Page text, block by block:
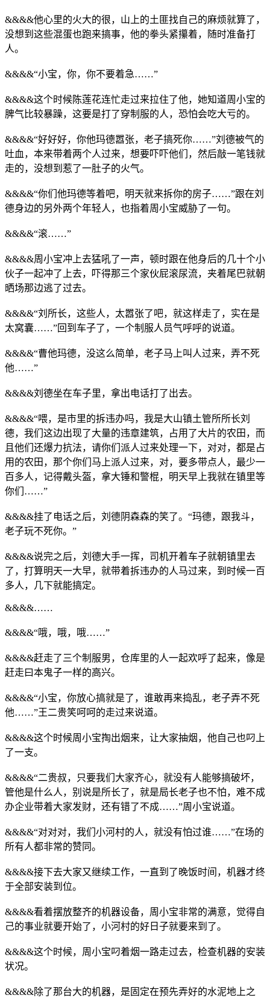
&&&&他心里的火大的很，山上的土匪找自己的麻烦就算了，
没想到这些混蛋也跑来搞事，他的拳头紧攥着，随时准备打
人。
&&&&“小宝，你，你不要着急……”
&&&&这个时候陈莲花连忙走过来拉住了他，她知道周小宝的
脾气比较暴躁，这要是打了穿制服的人，恐怕会吃大亏的。
&&&&“好好好，你他玛德嚣张，老子搞死你……”刘德被气的
吐血，本来带着两个人过来，想要吓吓他们，然后敲一笔钱就
走的，没想到惹了一肚子的火气。
&&&&“你们他玛德等着吧，明天就来拆你的房子……”跟在刘
德身边的另外两个年轻人，也指着周小宝威胁了一句。
&&&&“滚……”
&&&&周小宝冲上去猛吼了一声，顿时跟在他身后的几十个小
伙子一起冲了上去，吓得那三个家伙屁滚尿流，夹着尾巴就朝
晒场那边逃了过去。
&&&&“刘所长，这些人，太嚣张了吧，就这样走了，实在是
太窝囊……”回到车子了，一个制服人员气呼呼的说道。
&&&&“曹他玛德，没这么简单，老子马上叫人过来，弄不死
他……”
&&&&刘德坐在车子里，拿出电话打了出去。
&&&&“喂，是市里的拆违办吗，我是大山镇土管所所长刘
德，我们这边出现了大量的违章建筑，占用了大片的农田，而
且他们还爆力抗法，请你们派人过来处理一下，对对，都是占
用的农田，那个你们马上派人过来，对，要多带点人，最少一
百多人，记得戴头盔，拿大锤和警棍，明天早上我就在镇里等
你们……”
&&&&挂了电话之后，刘德阴森森的笑了。“玛德，跟我斗，
老子玩不死你。”
&&&&说完之后，刘德大手一挥，司机开着车子就朝镇里去
了，打算明天一大早，就带着拆违办的人马过来，到时候一百
多人，几下就能搞定。
&&&&……
&&&&“哦，哦，哦……”
&&&&赶走了三个制服男，仓库里的人一起欢呼了起来，像是
赶走曰本鬼子一样的高兴。
&&&&“小宝，你放心搞就是了，谁敢再来捣乱，老子弄不死
他……”王二贵笑呵呵的走过来说道。
&&&&这个时候周小宝掏出烟来，让大家抽烟，他自己也叼上
了一支。
&&&&“二贵叔，只要我们大家齐心，就没有人能够搞破坏，
管他是什么人，别说是所长了，就是局长老子也不怕，难不成
办企业带着大家发财，还有错了不成……”周小宝说道。
&&&&“对对对，我们小河村的人，就没有怕过谁……”在场的
所有人都非常的赞同。
&&&&接下去大家又继续工作，一直到了晚饭时间，机器才终
于全部安装到位。
&&&&看着摆放整齐的机器设备，周小宝非常的满意，觉得自
己的事业就要开始了，小河村的好日子就要来到了。
&&&&这个时候，周小宝叼着烟一路走过去，检查机器的安装
状况。
&&&&除了那台大的机器，是固定在预先弄好的水泥地上之